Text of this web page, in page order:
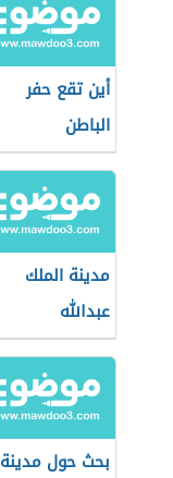
أين تقع حفر
الباطن
مدينة الملك
عبدالله
الاقتصادية
بالرياض
بحث حول مدينة